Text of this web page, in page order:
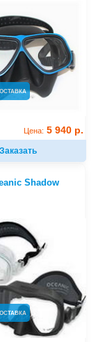
Цена: 5 940 р.
Заказать
Shadow